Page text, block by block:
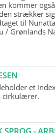
kommer
strækker
til
/ Grønlands
et
cirkulærer.
-